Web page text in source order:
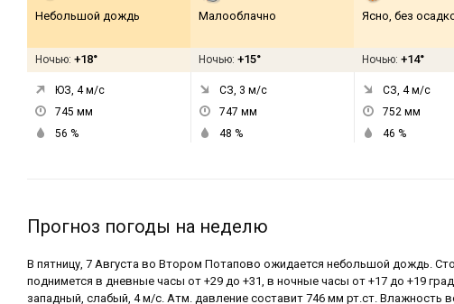
Небольшой дождь
Ночью: +18°
ЮЗ, 4м/с
745 мм
56 %
Малооблачно
Ночью: +15°
СЗ, 3 м/с
747 мм
48 %
Ясно, без
Ночью: +14°
СЗ, 4м/с
752 мм
46 %
Прогноз погоды на неделю
В пятницу, 7 Августа во Втором Потапово ожидается небольшой дождь.
поднимется в дневные часы от +29 до +31, в ночные часы от +17 до +19
западный, слабый, 4 м/с. Атм. давление составит 746 мм рт.ст. Влажность